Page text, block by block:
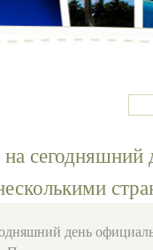
сегодняшний
день